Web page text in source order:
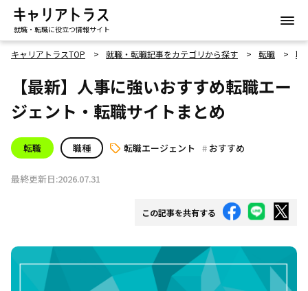
就職・転職に役立つ情報サイト
キャリアトラスTOP 就職・転職記事をカテゴリから探す 転職 職
【最新】人事に強いおすすめ転職エー
ジェント・転職サイトまとめ
転職 職種 転職エージェント おすすめ
最終更新日:2026.07.31
この記事を共有する